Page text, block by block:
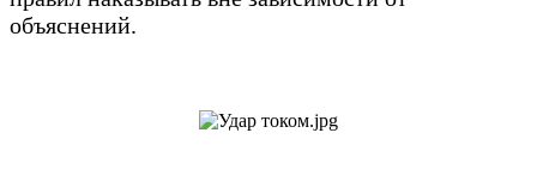
объяснений.